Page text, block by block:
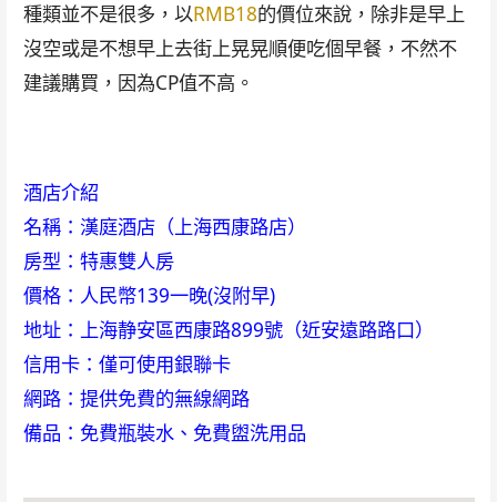
種類並不是很多，以RMB18的價位來說，除非是早上
沒空或是不想早上去街上晃晃順便吃個早餐，不然不
建議購買，因為CP值不高。
酒店介紹
名稱：漢庭酒店（上海西康路店）
房型：特惠雙人房
價格：人民幣139一晚(沒附早)
地址：上海静安區西康路899號（近安遠路路口）
信用卡：僅可使用銀聯卡
網路：提供免費的無線網路
備品：免費瓶裝水、免費盥洗用品